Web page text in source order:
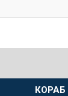
КОРАБ